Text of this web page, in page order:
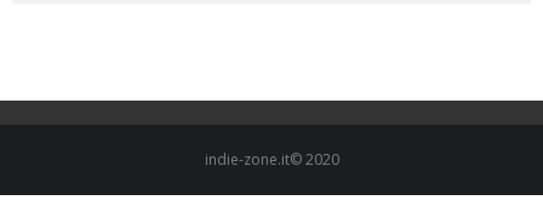
indie-zone.it© 2020